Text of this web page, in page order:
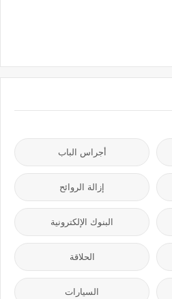
أجراس الباب
إزالة الروائح
البنوك الإلكترونية
الحلاقة
السيارات